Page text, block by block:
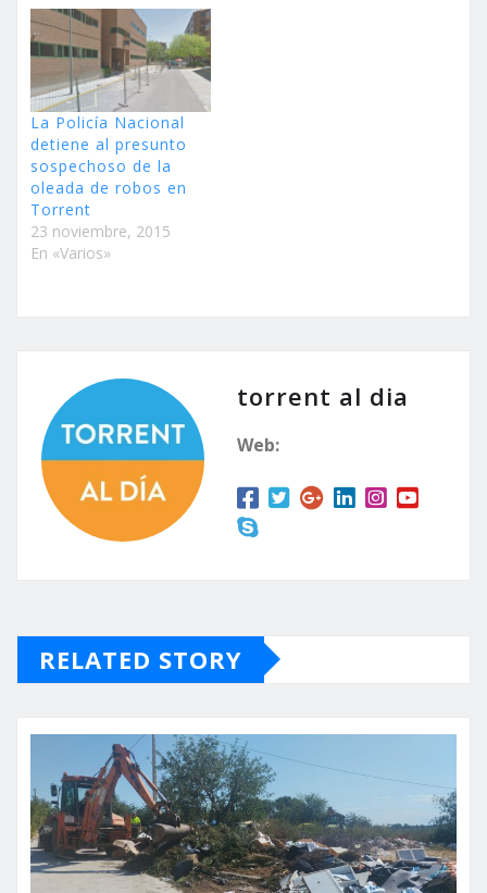
La Policía Nacional
detiene al presunto
sospechoso de la
oleada de robos en
Torrent
23 noviembre, 2015
En «Varios»
torrent al dia
Web:
RELATED STORY